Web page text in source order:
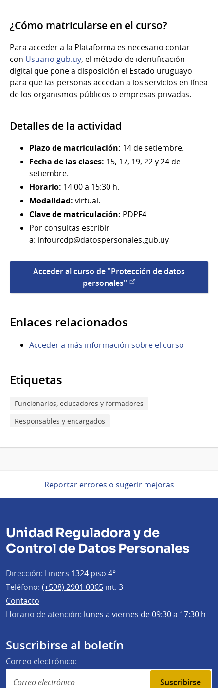
¿Cómo matricularse en el curso?
Para acceder a la Plataforma es necesario contar
con Usuario gub.uy, el método de identificación
digital que pone a disposición el Estado uruguayo
para que las personas accedan a los servicios en línea
de los organismos públicos o empresas privadas.
Detalles de la actividad
Plazo de matriculación: 14 de setiembre.
Fecha de las clases: 15, 17, 19, 22 y 24 de
setiembre.
Horario: 14:00 a 15:30 h.
Modalidad: virtual.
Clave de matriculación: PDPF4
Por consultas escribir
a: infourcdp@datospersonales.gub.uy
Acceder al curso de "Protección de datos
personales"
Enlaces relacionados
Acceder a más información sobre el curso
Etiquetas
Funcionarios, educadores y formadores
Responsables y encargados
Reportar errores o sugerir mejoras
Unidad Reguladora y de
Control de Datos Personales
Dirección: Liniers 1324 piso 4°
Teléfono: (+598) 2901 0065 int. 3
Contacto
Horario de atención: lunes a viernes de 09:30 a 17:30 h
Suscribirse al boletín
Correo electrónico:
Suscribirse